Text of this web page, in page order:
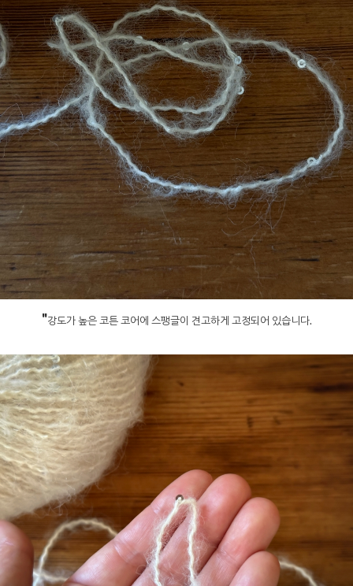
"강도가 높은 코튼 코어에 스팽글이 견고하게 고정되어 있습니다.